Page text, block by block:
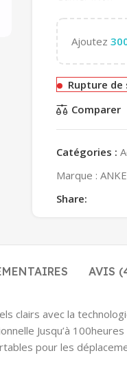
Ajoutez
Rupture
Comparer
Catégories :
Marque :
Share:
AVIS
clairs avec la
Jusqu’à
pour les